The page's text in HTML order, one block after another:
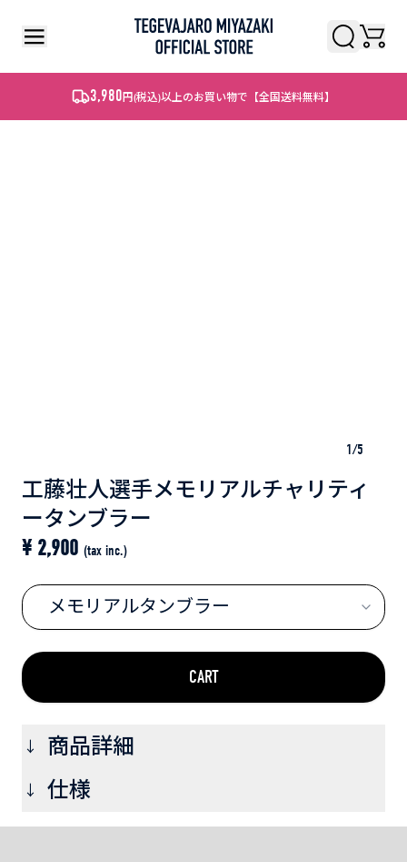
検索検索
3,980 円(税込)以上のお買い物で【全国送料無料】
1/5
工藤壮人選手メモリアルチャリティ
ータンブラー
¥ 2,900 (tax inc.)
メモリアルタンブラー
CART
→ 商品詳細
このタンブラーは株式会社ZOZO様にデザインを担当し
ていただきました。販売収益から経費を除いたすべて
を「頭部固定具付き担架」の普及に充てさせていただ
→ 仕様
サイズ：φ82×140mm